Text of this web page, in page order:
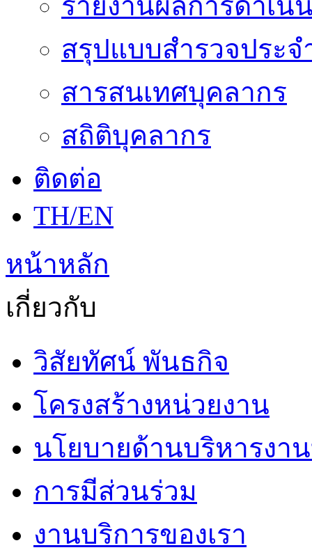
สรุปแบบสำรวจประจ
สารสนเทศบุคลากร
สถิติบุคลากร
ติดต่อ
TH/EN
หน้าหลัก
เกี่ยวกับ
วิสัยทัศน์ พันธกิจ
โครงสร้างหน่วยงาน
นโยบายด้านบริหารงา
การมีส่วนร่วม
งานบริการของเรา